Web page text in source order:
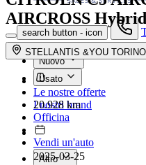
search button - icon
Nuovo
Usato
Le nostre offerte
I nostri brand
Officina
Vendi un'auto
Altro
AIRCROSS
STELLANTIS &YOU
20.928 km
2025-03-25